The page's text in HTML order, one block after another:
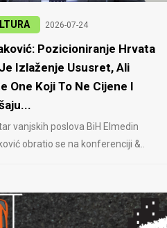
2026-07-24
Pozicioniranje Hrvata
Izlaženje Ususret, Ali
One Koji To Ne Cijene I
vanjskih poslova BiH Elmedin
obratio se na konferenciji &..